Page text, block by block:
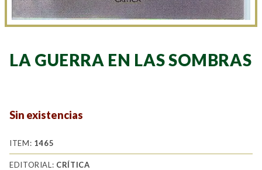
LA GUERRA EN LAS SOMBRAS
Sin existencias
ITEM: 1465
EDITORIAL: CRÍTICA